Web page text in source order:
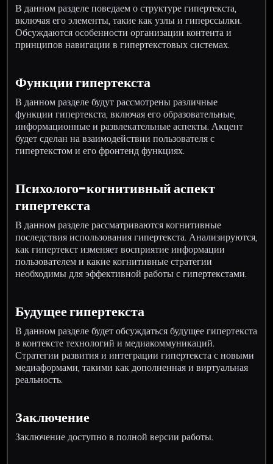
В данном разделе поведаем о структуре гипертекста,
включая его элементы, такие как узлы и гиперссылки.
Обсуждаются особенности организации контента и
принципов навигации в гипертекстовых системах.
Функции гипертекста
В данном разделе будут рассмотрены различные
функции гипертекста, включая его образовательные,
информационные и развлекательные аспекты. Акцент
будет сделан на взаимодействии пользователя с
гипертекстом и его фронтенд функциях.
Психолого-когнитивный аспект
гипертекста
В данном разделе рассматриваются когнитивные
последствия использования гипертекста. Анализируются,
как гипертекст изменяет восприятие информации
пользователем и какие когнитивные стратегии
необходимы для эффективной работы с гипертекстами.
Будущее гипертекста
В данном разделе будет обсуждаться будущее гипертекста
в контексте технологий и медиакоммуникаций.
Стратегии развития и интеграции гипертекста с новыми
медиаформами, такими как дополненная и виртуальная
реальность.
Заключение
Заключение доступно в полной версии работы.